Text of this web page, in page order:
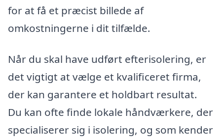
for at få et præcist billede af
omkostningerne i dit tilfælde.
Når du skal have udført efterisolering, er
det vigtigt at vælge et kvalificeret firma,
der kan garantere et holdbart resultat.
Du kan ofte finde lokale håndværkere, der
specialiserer sig i isolering, og som kender